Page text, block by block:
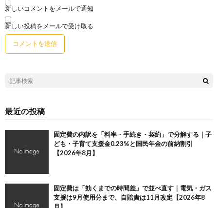
新しいコメントをメールで通知
新しい投稿をメールで受け取る
最近の投稿
固定費の内訳を「料率・手続き・契約」で分解する｜子
ども・子育て支援金0.23%と国民年金の前納割引
【2026年8月】
固定費は「効くまでの時間差」で並べ直す｜電気・ガス
支援は9月使用分まで、自賠責は11月改定【2026年8